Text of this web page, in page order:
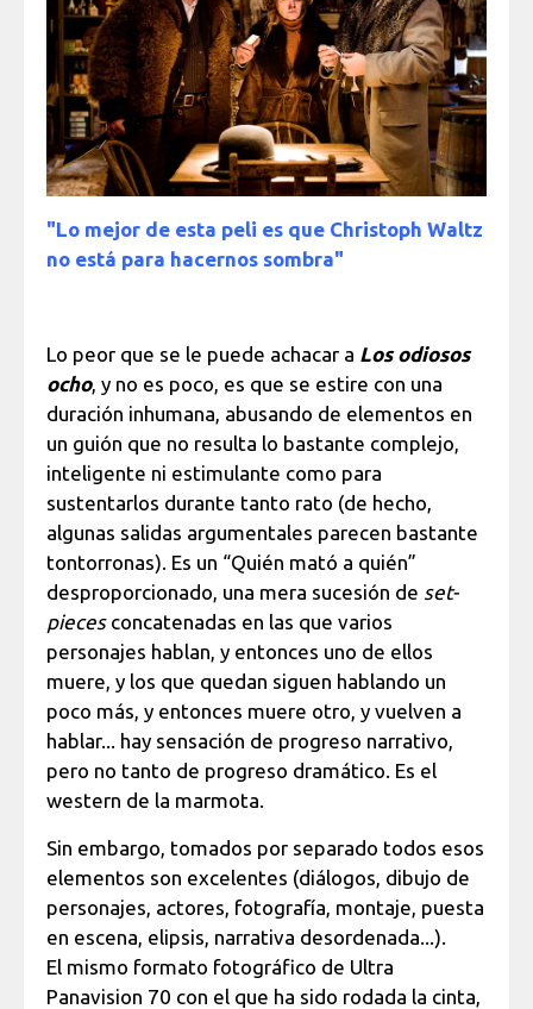
"Lo mejor de esta peli es que Christoph Waltz
no está para hacernos sombra"
Lo peor que se le puede achacar a Los odiosos
ocho, y no es poco, es que se estire con una
duración inhumana, abusando de elementos en
un guión que no resulta lo bastante complejo,
inteligente ni estimulante como para
sustentarlos durante tanto rato (de hecho,
algunas salidas argumentales parecen bastante
tontorronas). Es un “Quién mató a quién”
desproporcionado, una mera sucesión de set-
pieces concatenadas en las que varios
personajes hablan, y entonces uno de ellos
muere, y los que quedan siguen hablando un
poco más, y entonces muere otro, y vuelven a
hablar... hay sensación de progreso narrativo,
pero no tanto de progreso dramático. Es el
western de la marmota.
Sin embargo, tomados por separado todos esos
elementos son excelentes (diálogos, dibujo de
personajes, actores, fotografía, montaje, puesta
en escena, elipsis, narrativa desordenada...).
El mismo formato fotográfico de Ultra
Panavision 70 con el que ha sido rodada la cinta,